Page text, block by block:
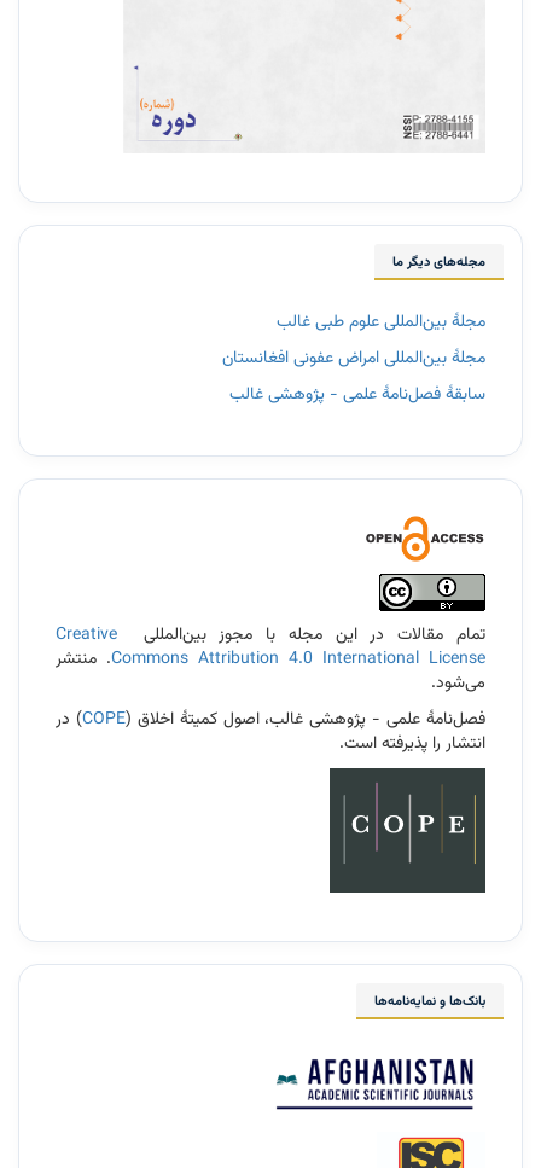
مجله‌های دیگر ما
مجلۀ بین‌المللی علوم طبی غالب
مجلۀ بین‌المللی امراض عفونی افغانستان
سابقۀ فصل‌نامۀ علمی - پژوهشی غالب
تمام مقالات در این مجله با مجوز بین‌المللی Creative
Commons Attribution 4.0 International License. منتشر
می‌شود.
فصل‌نامۀ علمی - پژوهشی غالب، اصول کمیتۀ اخلاق (COPE) در
انتشار را پذیرفته است.
بانک‌ها و نمایه‌نامه‌ها